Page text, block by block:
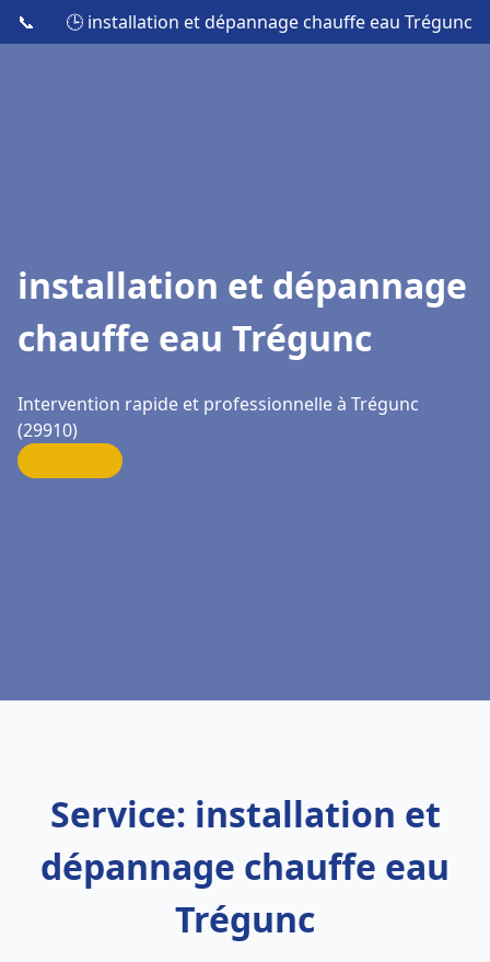
📞 🕒 installation et dépannage chauffe eau Trégunc
installation et dépannage
chauffe eau Trégunc
Intervention rapide et professionnelle à Trégunc
(29910)
Service: installation et
dépannage chauffe eau
Trégunc